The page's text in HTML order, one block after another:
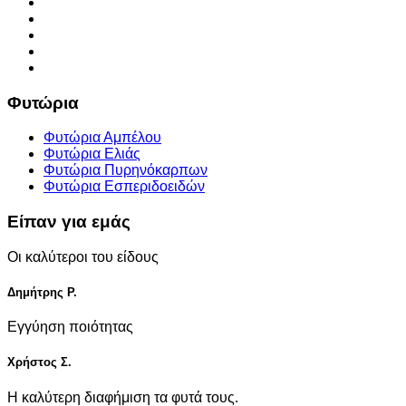
Φυτώρια
Φυτώρια Αμπέλου
Φυτώρια Ελιάς
Φυτώρια Πυρηνόκαρπων
Φυτώρια Εσπεριδοειδών
Είπαν για εμάς
Οι καλύτεροι του είδους
Δημήτρης Ρ.
Εγγύηση ποιότητας
Χρήστος Σ.
Η καλύτερη διαφήμιση τα φυτά τους.